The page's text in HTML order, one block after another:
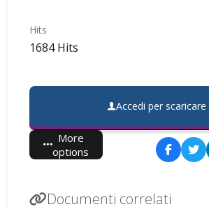
Hits
1684 Hits
Accedi per scaricare
More
options
Documenti correlati